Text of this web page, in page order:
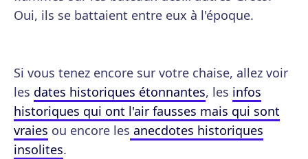
Oui, ils se battaient entre eux à l'époque.
Si vous tenez encore sur votre chaise, allez voir
les dates historiques étonnantes, les infos
historiques qui ont l'air fausses mais qui sont
vraies ou encore les anecdotes historiques
insolites.